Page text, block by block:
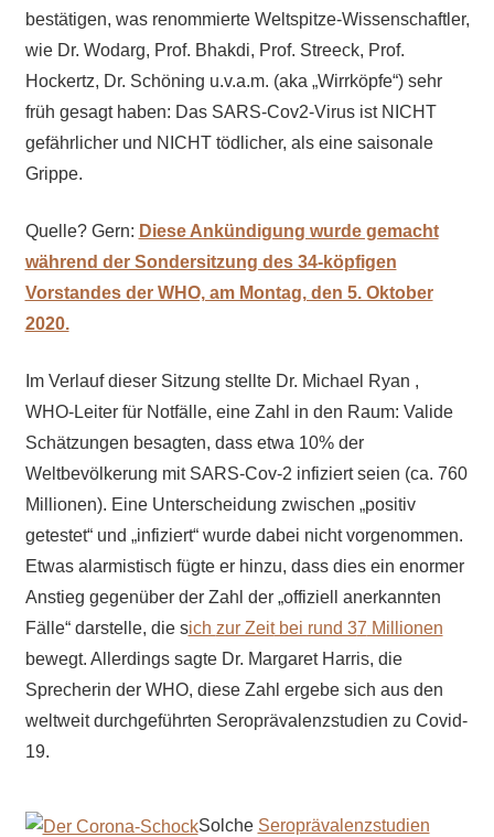
bestätigen, was renommierte Weltspitze-Wissenschaftler,
wie Dr. Wodarg, Prof. Bhakdi, Prof. Streeck, Prof.
Hockertz, Dr. Schöning u.v.a.m. (aka „Wirrköpfe“) sehr
früh gesagt haben: Das SARS-Cov2-Virus ist NICHT
gefährlicher und NICHT tödlicher, als eine saisonale
Grippe.
Quelle? Gern: Diese Ankündigung wurde gemacht
während der Sondersitzung des 34-köpfigen
Vorstandes der WHO, am Montag, den 5. Oktober
2020.
Im Verlauf dieser Sitzung stellte Dr. Michael Ryan ,
WHO-Leiter für Notfälle, eine Zahl in den Raum: Valide
Schätzungen besagten, dass etwa 10% der
Weltbevölkerung mit SARS-Cov-2 infiziert seien (ca. 760
Millionen). Eine Unterscheidung zwischen „positiv
getestet“ und „infiziert“ wurde dabei nicht vorgenommen.
Etwas alarmistisch fügte er hinzu, dass dies ein enormer
Anstieg gegenüber der Zahl der „offiziell anerkannten
Fälle“ darstelle, die sich zur Zeitbei rund 37 Millionen
bewegt. Allerdings sagte Dr. Margaret Harris, die
Sprecherin der WHO, diese Zahl ergebe sich aus den
weltweit durchgeführten Seroprävalenzstudien zu Covid-
19.
Solche Seroprävalenzstudien